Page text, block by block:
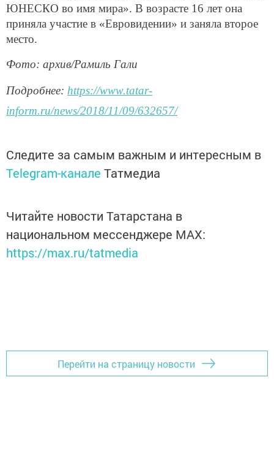
ЮНЕСКО во имя мира». В возрасте 16 лет она
приняла участие в «Евровидении» и заняла второе
место.
Фото: архив/Рамиль Гали
Подробнее: https://www.tatar-
inform.ru/news/2018/11/09/632657/
Следите за самым важным и интересным в
Telegram-канале Татмедиа
Читайте новости Татарстана в
национальном мессенджере MАХ:
https://max.ru/tatmedia
Перейти на страницу новости